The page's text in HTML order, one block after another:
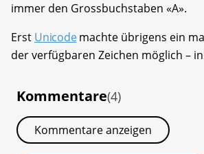
immer den Grossbuchstaben «A».
Erst Unicodemachte übrigens ein
der verfügbaren Zeichen möglich –
Kommentare(4)
Kommentare anzeigen